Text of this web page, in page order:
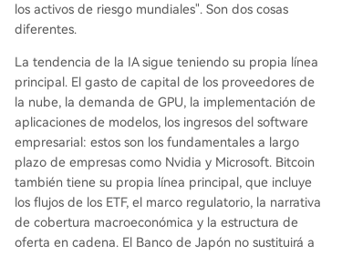
los activos de riesgo mundiales". Son dos cosas
diferentes.
La tendencia de la IA sigue teniendo su propia línea
principal. El gasto de capital de los proveedores de
la nube, la demanda de GPU, la implementación de
aplicaciones de modelos, los ingresos del software
empresarial: estos son los fundamentales a largo
plazo de empresas como Nvidia y Microsoft. Bitcoin
también tiene su propia línea principal, que incluye
los flujos de los ETF, el marco regulatorio, la narrativa
de cobertura macroeconómica y la estructura de
oferta en cadena. El Banco de Japón no sustituirá a